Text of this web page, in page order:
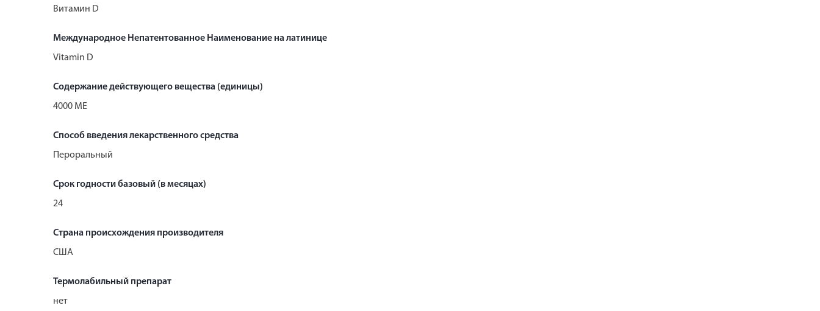
Витамин D
Международное Непатентованное Наименование на латинице
Vitamin D
Содержание действующего вещества (единицы)
4000 МЕ
Способ введения лекарственного средства
Пероральный
Срок годности базовый (в месяцах)
24
Страна происхождения производителя
США
Термолабильный препарат
нет